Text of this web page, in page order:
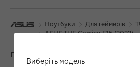
Виберіть модель
Ноутбуки Для геймерів
ASUS TUF Gaming F15 (2022)
Продукти